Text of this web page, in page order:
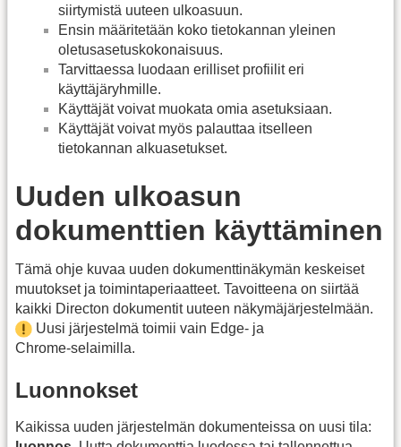
siirtymistä uuteen ulkoasuun.
Ensin määritetään koko tietokannan yleinen
oletusasetuskokonaisuus.
Tarvittaessa luodaan erilliset profiilit eri
käyttäjäryhmille.
Käyttäjät voivat muokata omia asetuksiaan.
Käyttäjät voivat myös palauttaa itselleen
tietokannan alkuasetukset.
Uuden ulkoasun
dokumenttien käyttäminen
Tämä ohje kuvaa uuden dokumenttinäkymän keskeiset
muutokset ja toimintaperiaatteet. Tavoitteena on siirtää
kaikki Directon dokumentit uuteen näkymäjärjestelmään.
Uusi järjestelmä toimii vain Edge‑ ja
Chrome‑selaimilla.
Luonnokset
Kaikissa uuden järjestelmän dokumenteissa on uusi tila: